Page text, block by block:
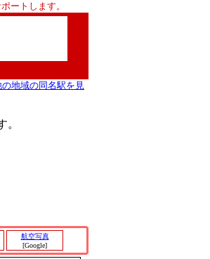
ートします。
の地域の同名駅を見
。
航空写真
[Google]